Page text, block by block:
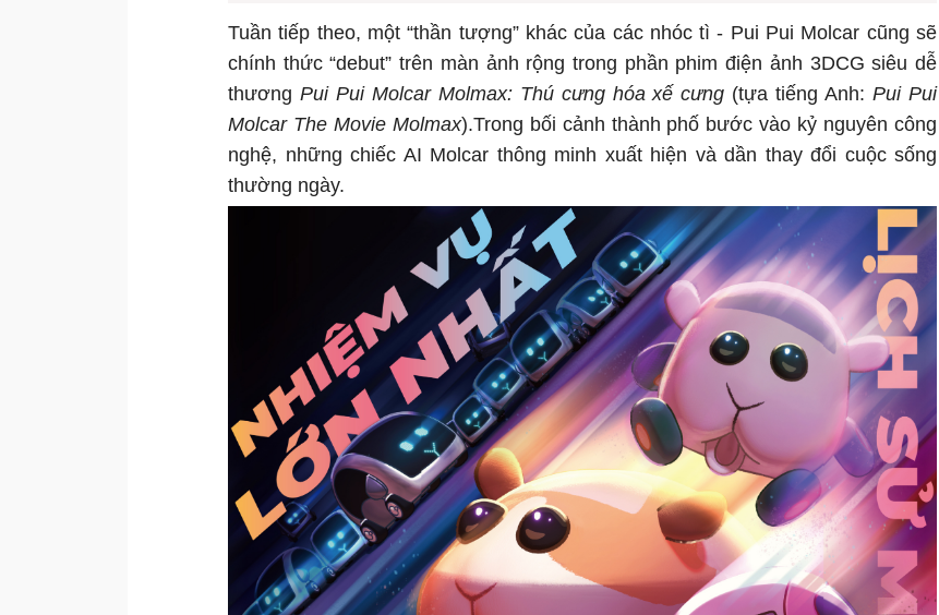
Tuần tiếp theo, một “thần tượng” khác của các nhóc tì - Pui Pui Molcar cũng sẽ
chính thức “debut” trên màn ảnh rộng trong phần phim điện ảnh 3DCG siêu dễ
thương Pui Pui Molcar Molmax: Thú cưng hóa xế cưng (tựa tiếng Anh:Pui Pui
Molcar The Movie Molmax).Trong bối cảnh thành phố bước vào kỷ nguyên công
nghệ, những chiếc AI Molcar thông minh xuất hiện và dần thay đổi cuộc sống
thường ngày.